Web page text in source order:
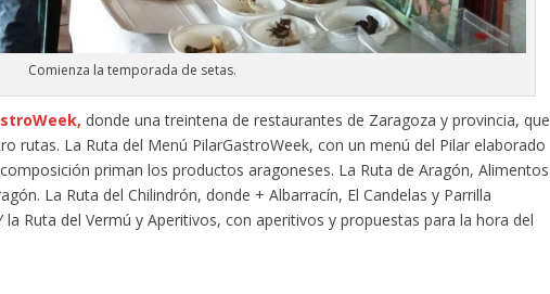
Comienza la temporada de setas.
donde una treintena de restaurantes de Zaragoza y provincia, que
rutas. La Ruta del Menú PilarGastroWeek, con un menú del Pilar elaborado
priman los productos aragoneses. La Ruta de Aragón, Alimentos
La Ruta del Chilindrón, donde + Albarracín, El Candelas y Parrilla
Ruta del Vermú y Aperitivos, con aperitivos y propuestas para la hora del